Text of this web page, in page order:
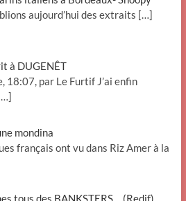
aujourd’hui des extraits […]
à DUGENÊT
18:07, par Le Furtif J’ai enfin
mondina
français ont vu dans Riz Amer à la
tous des BANKSTERS …(Redif)